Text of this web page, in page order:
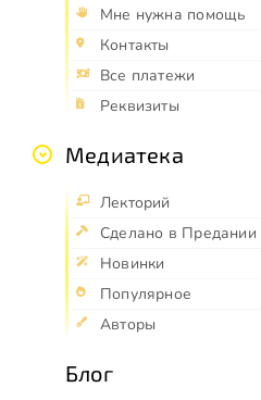
Мне нужна помощь
Контакты
Все платежи
Реквизиты
Медиатека
Лекторий
Сделано в Предании
Новинки
Популярное
Авторы
Блог